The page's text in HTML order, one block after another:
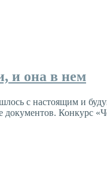
и она в нем
с настоящим и
документов. Конкурс